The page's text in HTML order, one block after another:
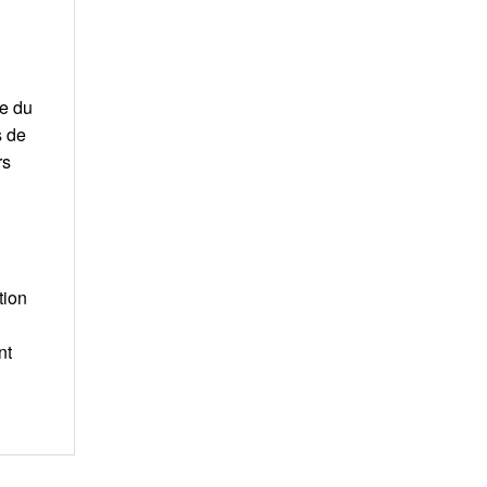
du
de